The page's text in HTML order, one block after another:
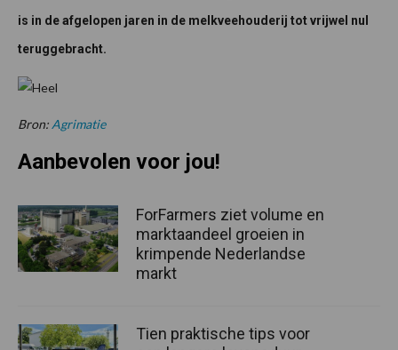
is in de afgelopen jaren in de melkveehouderij tot vrijwel nul
teruggebracht.
Bron: Agrimatie
Aanbevolen voor jou!
ForFarmers ziet volume en
marktaandeel groeien in
krimpende Nederlandse
markt
Tien praktische tips voor